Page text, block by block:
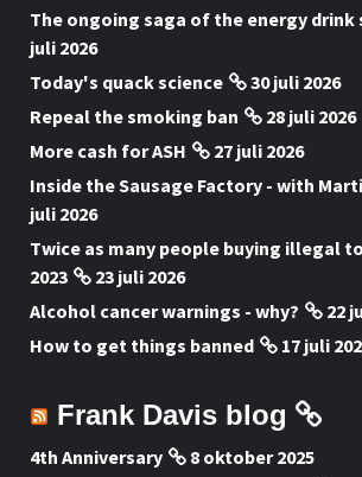
The ongoing saga of the energy drink
juli 2026
Today's quack science
30 juli 2026
Repeal the smoking ban
28 juli 2026
More cash for ASH
27 juli 2026
Inside the Sausage Factory - with
juli 2026
Twice as many people buying illegal
2023
23 juli 2026
Alcohol cancer warnings - why?
22
How to get things banned
17 juli
Frank Davis blog
4th Anniversary
8 oktober 2025